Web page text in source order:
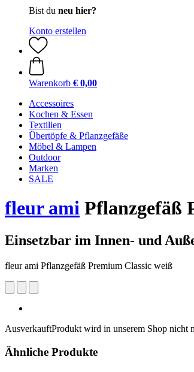
Bist du neu hier?
Konto erstellen
Warenkorb € 0,00
Accessoires
Kochen & Essen
Textilien
Übertöpfe & Pflanzgefäße
Möbel & Lampen
Outdoor
Marken
SALE
fleur ami Pflanzgefäß
Einsetzbar im Innen- und
fleur ami Pflanzgefäß Premium Classic weiß
AusverkauftProdukt wird in unserem Shop nicht
Ähnliche Produkte